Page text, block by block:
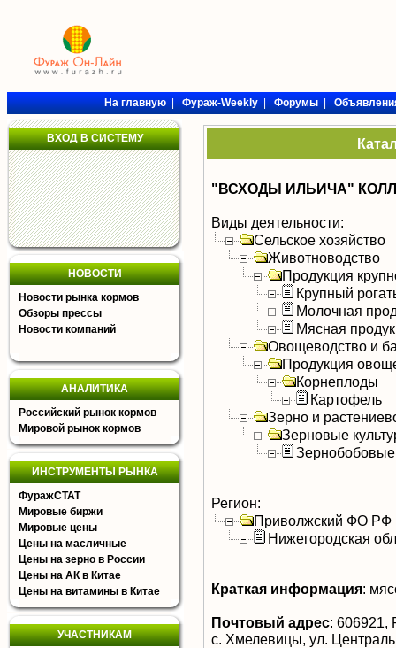
На главную|Фураж-Weekly|Форумы|
ВХОД В СИСТЕМУ
НОВОСТИ
Новости рынка кормов
Обзоры прессы
Новости компаний
АНАЛИТИКА
Российский рынок кормов
Мировой рынок кормов
ИНСТРУМЕНТЫ РЫНКА
ФуражСТАТ
Мировые биржи
Мировые цены
Цены на масличные
Цены на зерно в России
Цены на АК в Китае
Цены на витамины в Китае
УЧАСТНИКАМ
"ВСХОДЫ ИЛЬИЧА"
Виды деятельности:
Сельское хозяйство
Животноводство
Продукция
Крупный
Молочная
Мясная
Овощеводство и
Продукция
Корнеплоды
Картофель
Зерно и
Зерновые
Зернобобовые
Регион:
Приволжский ФО РФ
Нижегородская
Краткая информация:
Почтовый адрес: 606921,
с. Хмелевицы, ул.